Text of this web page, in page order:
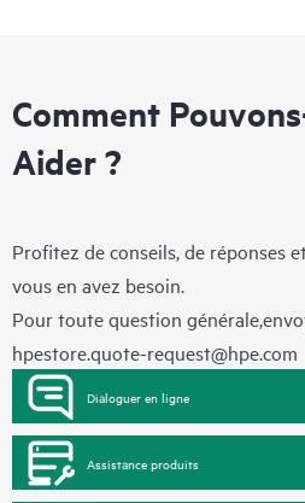
Comment
Aider ?
Profitez de conseils, de réponses
vous en avez besoin.
Pour toute question
hpestore.quote-request@hpe.com
Dialoguer en ligne
Assistance produits